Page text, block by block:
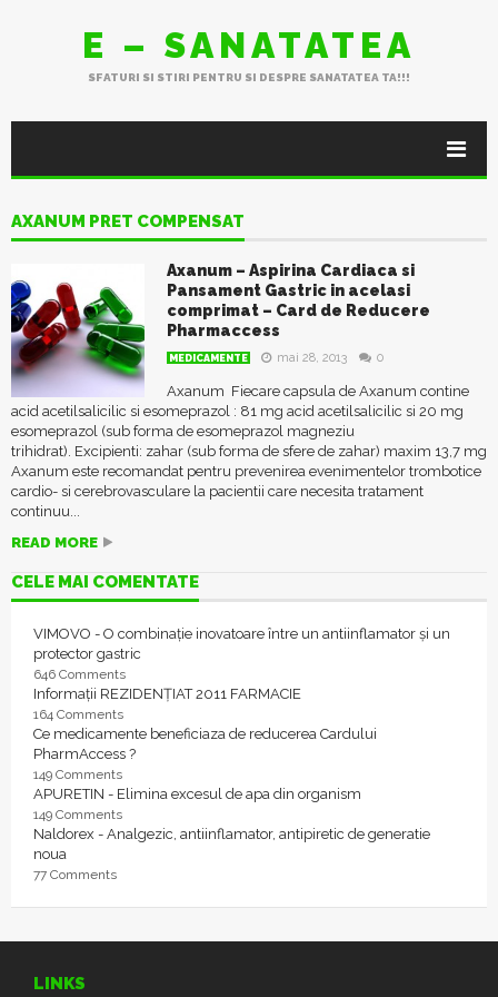
E – SANATATEA
SFATURI SI STIRI PENTRU SI DESPRE SANATATEA TA!!!
AXANUM PRET COMPENSAT
Axanum – Aspirina Cardiaca si
Pansament Gastric in acelasi
comprimat – Card de Reducere
Pharmaccess
MEDICAMENTE mai 28, 2013 0
Axanum Fiecare capsula de Axanum contine
acid acetilsalicilic si esomeprazol : 81 mg acid acetilsalicilic si 20 mg
esomeprazol (sub forma de esomeprazol magneziu
trihidrat). Excipienti: zahar (sub forma de sfere de zahar) maxim 13,7 mg
Axanum este recomandat pentru prevenirea evenimentelor trombotice
cardio- si cerebrovasculare la pacientii care necesita tratament
continuu...
READ MORE
CELE MAI COMENTATE
VIMOVO - O combinație inovatoare între un antiinflamator și un
protector gastric
646 Comments
Informații REZIDENȚIAT 2011 FARMACIE
164 Comments
Ce medicamente beneficiaza de reducerea Cardului
PharmAccess ?
149 Comments
APURETIN - Elimina excesul de apa din organism
149 Comments
Naldorex - Analgezic, antiinflamator, antipiretic de generatie
noua
77 Comments
LINKS